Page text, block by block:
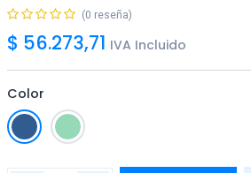
(0 reseña)
$ 56.273,71 IVA Incluido
Color